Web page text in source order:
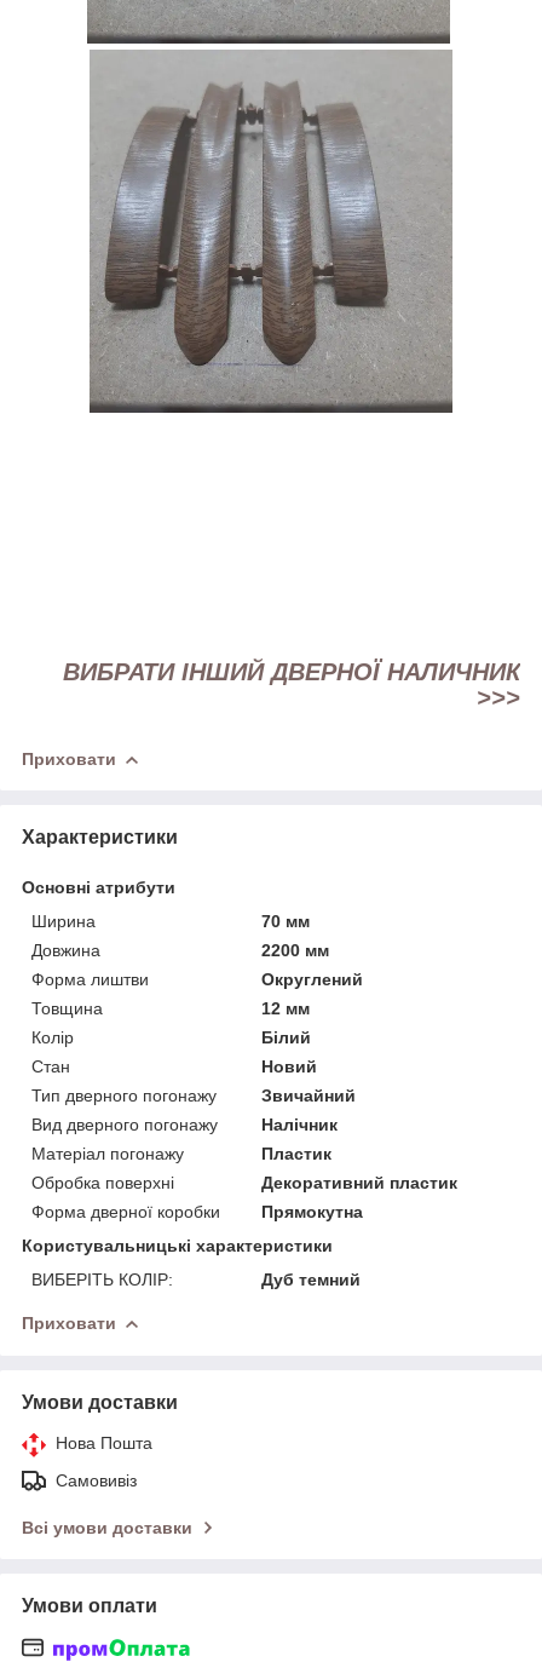
ВИБРАТИ ІНШИЙ ДВЕРНОЇ НАЛИЧНИК
>>>
Приховати
Характеристики
Основні атрибути
Ширина
70 мм
Довжина
2200 мм
Форма лиштви
Округлений
Товщина
12 мм
Колір
Білий
Стан
Новий
Тип дверного погонажу
Звичайний
Вид дверного погонажу
Налічник
Матеріал погонажу
Пластик
Обробка поверхні
Декоративний пластик
Форма дверної коробки
Прямокутна
Користувальницькі характеристики
ВИБЕРІТЬ КОЛІР:
Дуб темний
Приховати
Умови доставки
Нова Пошта
Самовивіз
Всі умови доставки
Умови оплати